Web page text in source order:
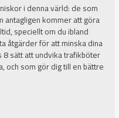
i denna värld: de som
kommer att göra
speciellt om du ibland
åtgärder för att minska dina
sätt att undvika trafikböter
och som gör dig till en bättre